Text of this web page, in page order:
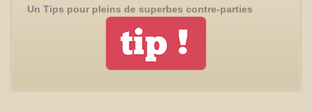
Un Tips pour pleins de superbes contre-parties